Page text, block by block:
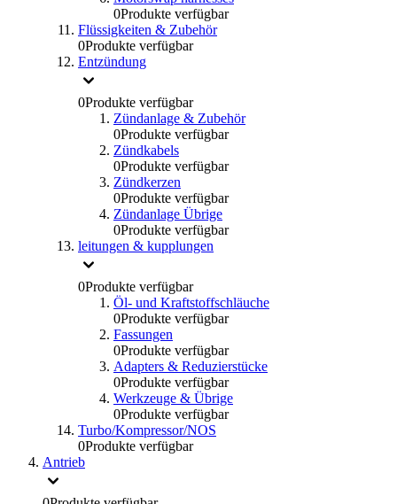
0Produkte verfügbar
Flüssigkeiten & Zubehör
0Produkte verfügbar
Entzündung
0Produkte verfügbar
Zündanlage & Zubehör
0Produkte verfügbar
Zündkabels
0Produkte verfügbar
Zündkerzen
0Produkte verfügbar
Zündanlage Übrige
0Produkte verfügbar
leitungen & kupplungen
0Produkte verfügbar
Öl- und Kraftstoffschläuche
0Produkte verfügbar
Fassungen
0Produkte verfügbar
Adapters & Reduzierstücke
0Produkte verfügbar
Werkzeuge & Übrige
0Produkte verfügbar
Turbo/Kompressor/NOS
0Produkte verfügbar
Antrieb